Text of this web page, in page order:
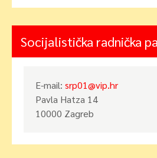
Socijalistička radnička
E-mail: srp01@vip.hr
Pavla Hatza 14
10000 Zagreb